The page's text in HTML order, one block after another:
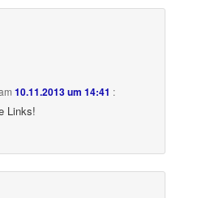
10.11.2013 um 14:41 :
Links!